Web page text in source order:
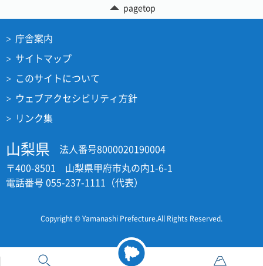
pagetop
庁舎案内
サイトマップ
このサイトについて
ウェブアクセシビリティ方針
リンク集
山梨県
法人番号8000020190004
〒400-8501 山梨県甲府市丸の内1-6-1
電話番号 055-237-1111（代表）
Copyright © Yamanashi Prefecture.All Rights Reserved.